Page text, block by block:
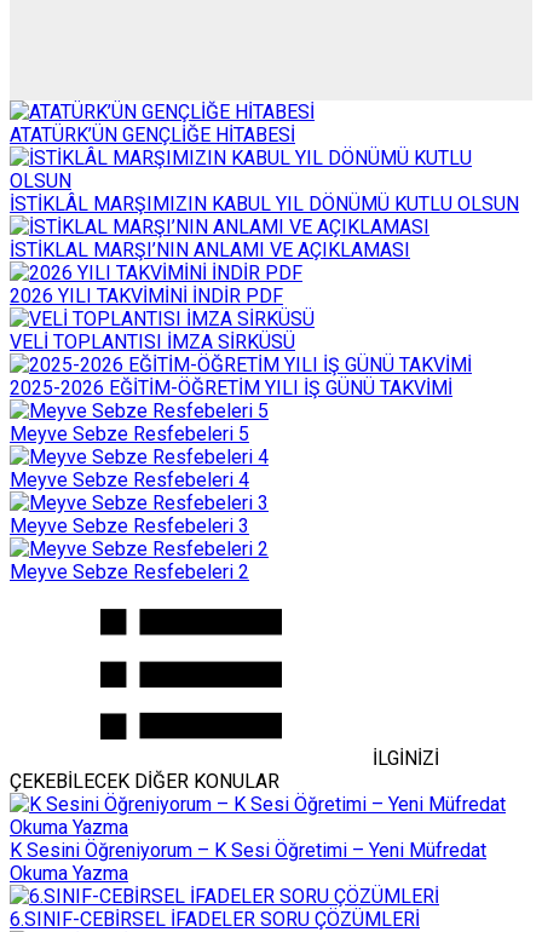
ATATÜRK’ÜN GENÇLİĞE HİTABESİ
İSTİKLÂL MARŞIMIZIN KABUL YIL DÖNÜMÜ KUTLU OLSUN
İSTİKLAL MARŞI’NIN ANLAMI VE AÇIKLAMASI
2026 YILI TAKVİMİNİ İNDİR PDF
VELİ TOPLANTISI İMZA SİRKÜSÜ
2025-2026 EĞİTİM-ÖĞRETİM YILI İŞ GÜNÜ TAKVİMİ
Meyve Sebze Resfebeleri 5
Meyve Sebze Resfebeleri 4
Meyve Sebze Resfebeleri 3
Meyve Sebze Resfebeleri 2
İLGİNİZİ
ÇEKEBİLECEK DİĞER KONULAR
K Sesini Öğreniyorum – K Sesi Öğretimi – Yeni Müfredat
Okuma Yazma
6.SINIF-CEBİRSEL İFADELER SORU ÇÖZÜMLERİ